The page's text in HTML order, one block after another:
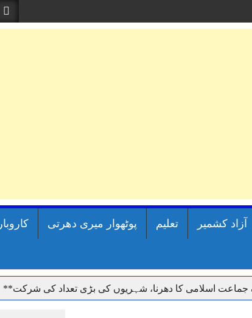
آزاد کشمیر تعلیم پوٹھوار میری دھرتی کاروبار
جماعت اسلامی کا دھرنا، شہریوں کی بڑی تعداد کی شرکت**